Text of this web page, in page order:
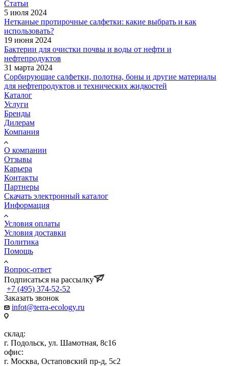
Статьи
5 июля 2024
Нетканые протирочные салфетки: какие выбрать и как
использовать?
19 июня 2024
Бактерии для очистки почвы и воды от нефти и
нефтепродуктов
31 марта 2024
Сорбирующие салфетки, полотна, боны и другие материалы
для нефтепродуктов и технических жидкостей
Каталог
Услуги
Бренды
Дилерам
Компания
О компании
Отзывы
Карьера
Контакты
Партнеры
Скачать электронный каталог
Информация
Условия оплаты
Условия доставки
Политика
Помощь
Вопрос-ответ
Подписаться на рассылку
+7 (495) 374-52-52
Заказать звонок
infot@terra-ecology.ru
склад:
г. Подольск, ул. Шамотная, 8с16
офис:
г. Москва, Остаповский пр-д, 5с2